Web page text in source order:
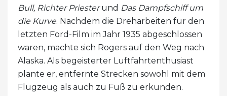
Bull, Richter Priesterund Das Dampfschiff um
die Kurve. Nachdem die Dreharbeiten für den
letzten Ford-Film im Jahr 1935 abgeschlossen
waren, machte sich Rogers auf den Weg nach
Alaska. Als begeisterter Luftfahrtenthusiast
plante er, entfernte Strecken sowohl mit dem
Flugzeug als auch zu Fuß zu erkunden.